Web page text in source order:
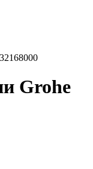
Grohe